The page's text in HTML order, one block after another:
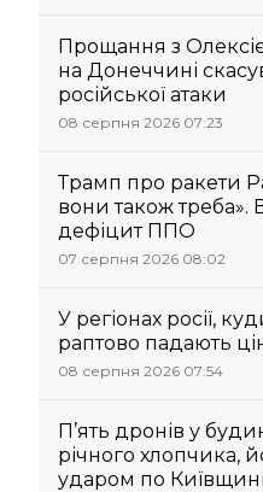
Прощання з
на Донеччині
російської атаки
08 серпня 2026 07:23
Трамп про ракети
вони також треба».
дефіцит ППО
07 серпня 2026 08:02
У регіонах росії,
раптово падають
08 серпня 2026 07:54
П’ять дронів у
річного хлопчика,
ударом по Київщині